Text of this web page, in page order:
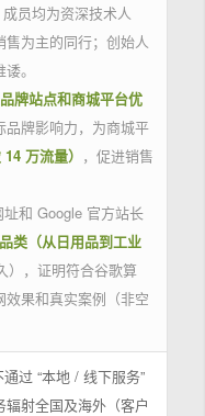
员均为资深技术人
售为主的同行；创始人
。
牌站点和商城平台优
牌影响力，为商城平
万流量） ，促进销售
和 Google 官方站长
类（从日用品到工业
），证明符合谷歌算
果和真实案例（非空
过 “本地 / 线下服务”
射全国及海外（客户